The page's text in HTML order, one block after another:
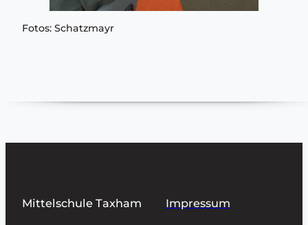
Fotos: Schatzmayr
Mittelschule Taxham Impressum